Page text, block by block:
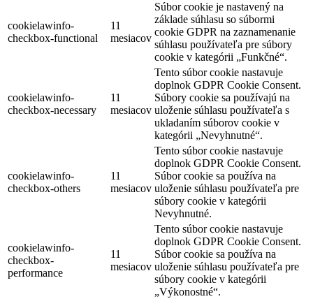
cookielawinfo-
checkbox-functional
11
mesiacov
Súbor cookie je nastavený na
základe súhlasu so súbormi
cookie GDPR na zaznamenanie
súhlasu používateľa pre súbory
cookie v kategórii „Funkčné“.
cookielawinfo-
checkbox-necessary
11
mesiacov
Tento súbor cookie nastavuje
doplnok GDPR Cookie Consent.
Súbory cookie sa používajú na
uloženie súhlasu používateľa s
ukladaním súborov cookie v
kategórii „Nevyhnutné“.
cookielawinfo-
checkbox-others
11
mesiacov
Tento súbor cookie nastavuje
doplnok GDPR Cookie Consent.
Súbor cookie sa používa na
uloženie súhlasu používateľa pre
súbory cookie v kategórii
Nevyhnutné.
cookielawinfo-
checkbox-
performance
11
mesiacov
Tento súbor cookie nastavuje
doplnok GDPR Cookie Consent.
Súbor cookie sa používa na
uloženie súhlasu používateľa pre
súbory cookie v kategórii
„Výkonostné“.